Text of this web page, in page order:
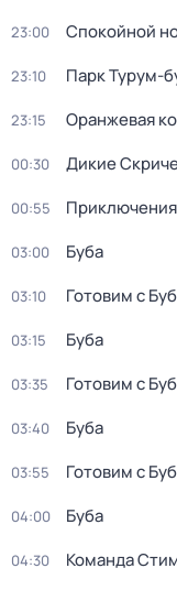
23:00 Спокойной
23:10 Парк Турум-
23:15 Оранжевая
00:30 Дикие
00:55
03:00 Буба
03:10 Готовим с
03:15 Буба
03:35 Готовим с
03:40 Буба
03:55 Готовим с
04:00 Буба
04:30 Команда